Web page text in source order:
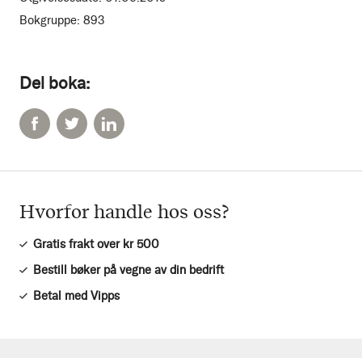
Del boka:
Bokgruppe: 893
Hvorfor handle hos oss?
Gratis frakt over kr 500
Bestill bøker på vegne av din bedrift
Betal med Vipps